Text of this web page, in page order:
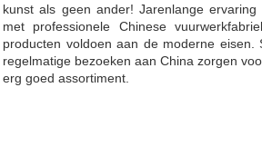
kunst als geen ander! Jarenlange
met professionele Chinese
producten voldoen aan de moderne eisen.
regelmatige bezoeken aan China zorgen
erg goed assortiment.